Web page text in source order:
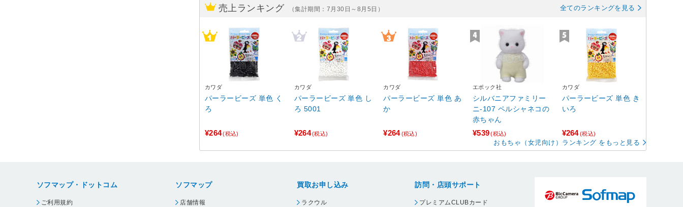
売上ランキング （集計期間：7月30日～8月5日） 全てのランキングを見る
カワダ
パーラービーズ 単色 く
ろ
¥264(税込)
カワダ
パーラービーズ 単色 し
ろ 5001
¥264(税込)
カワダ
パーラービーズ 単色 あ
か
¥264 (税込)
エポック社
シルバニアファミリー
ニ-107 ペルシャネコの
赤ちゃん
¥539(税込)
カワダ
パーラービーズ 単色 き
いろ
¥264(税込)
おもちゃ（女児向け）ランキング をもっと見る
ソフマップ・ドットコム
ご利用規約
ソフマップ
店舗情報
買取お申し込み
ラクウル
訪問・店頭サポート
プレミアムCLUBカード